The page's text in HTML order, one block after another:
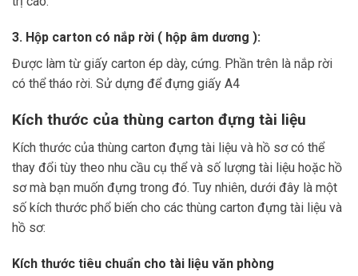
3. Hộp carton có nắp rời ( hộp âm dương ):
Được làm từ giấy carton ép dày, cứng. Phần trên là nắp rời
có thể tháo rời. Sử dựng để đựng giấy A4
Kích thước của thùng carton đựng tài liệu
Kích thước của thùng carton đựng tài liệu và hồ sơ có thể
thay đổi tùy theo nhu cầu cụ thể và số lượng tài liệu hoặc hồ
sơ mà bạn muốn đựng trong đó. Tuy nhiên, dưới đây là một
số kích thước phổ biến cho các thùng carton đựng tài liệu và
hồ sơ:
Kích thước tiêu chuẩn cho tài liệu văn phòng